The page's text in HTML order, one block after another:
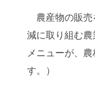
農産物の販売
減に取り組む
メニューが、
す。）